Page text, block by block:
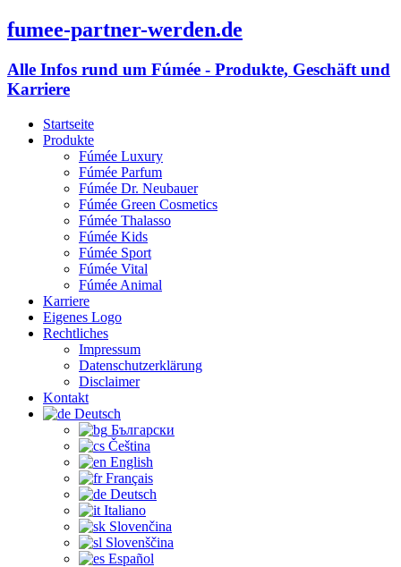
fumee-partner-werden.de
Alle Infos rund um Fúmée - Produkte, Geschäft und
Karriere
Startseite
Produkte
Fúmée Luxury
Fúmée Parfum
Fúmée Dr. Neubauer
Fúmée Green Cosmetics
Fúmée Thalasso
Fúmée Kids
Fúmée Sport
Fúmée Vital
Fúmée Animal
Karriere
Eigenes Logo
Rechtliches
Impressum
Datenschutzerklärung
Disclaimer
Kontakt
Deutsch
Български
Čeština‎
English
Français
Deutsch
Italiano
Slovenčina
Slovenščina
Español